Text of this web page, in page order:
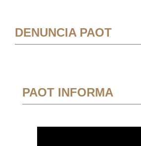
DENUNCIA PAOT
PAOT INFORMA